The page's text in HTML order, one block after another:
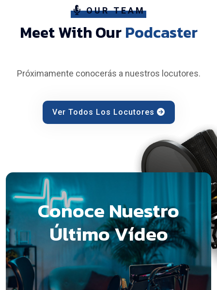
OUR TEAM
Meet With OurPodcaster
Próximamente conocerás a nuestros locutores.
Ver Todos Los Locutores
Conoce Nuestro
Último Vídeo